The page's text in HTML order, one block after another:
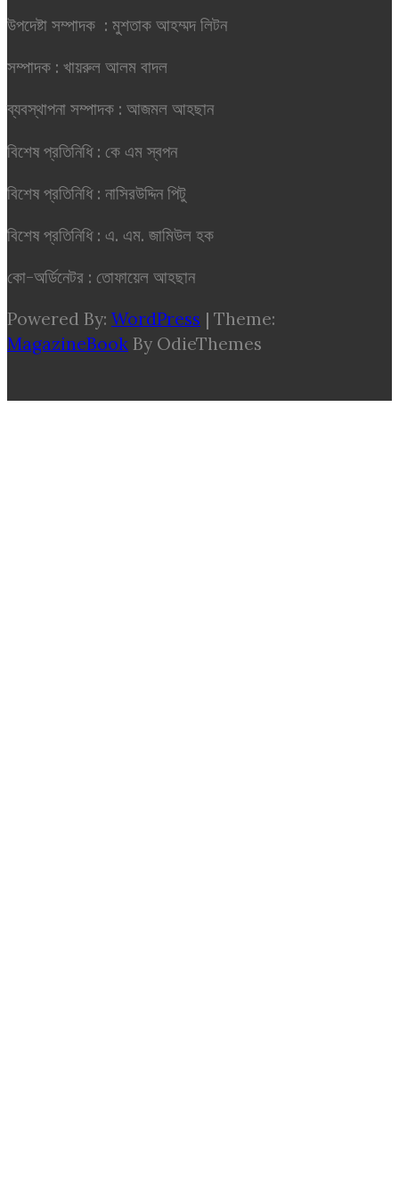
উপদেষ্টা সম্পাদক : মুশতাক আহম্মদ লিটন
সম্পাদক : খায়রুল আলম বাদল
ব্যবস্থাপনা সম্পাদক : আজমল আহছান
বিশেষ প্রতিনিধি : কে এম স্বপন
বিশেষ প্রতিনিধি : নাসিরউদ্দিন পিটু
বিশেষ প্রতিনিধি : এ. এম. জামিউল হক
কো-অর্ডিনেটর : তোফায়েল আহছান
Powered By: WordPress | Theme:
MagazineBook By OdieThemes